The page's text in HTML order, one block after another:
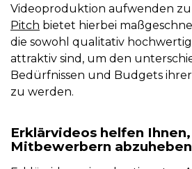
Videoproduktion aufwenden zu
Pitch bietet hierbei
die sowohl qualitativ
attraktiv sind, um den
Bedürfnissen und Budgets
zu werden.
Erklärvideos helfen
Mitbewerbern abzuheben